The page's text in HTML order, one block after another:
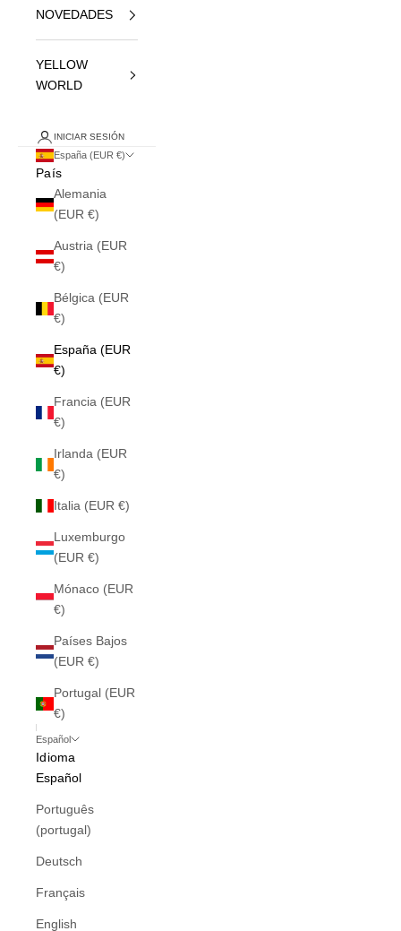
NOVEDADES
YELLOW
WORLD
INICIAR SESIÓN
España (EUR €)
País
Alemania
(EUR €)
Austria (EUR
€)
Bélgica (EUR
€)
España (EUR
€)
Francia (EUR
€)
Irlanda (EUR
€)
Italia (EUR €)
Luxemburgo
(EUR €)
Mónaco (EUR
€)
Países Bajos
(EUR €)
Portugal (EUR
€)
Español
Idioma
Español
Português
(portugal)
Deutsch
Français
English